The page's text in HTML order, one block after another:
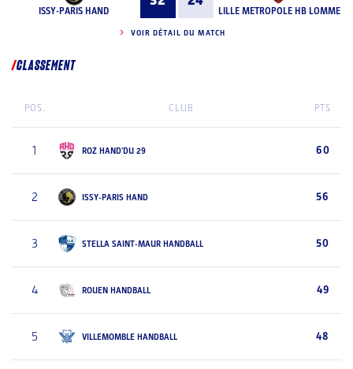
ISSY-PARIS HAND LILLE METROPOLE HB LOMME
VOIR DÉTAIL DU MATCH
CLASSEMENT
POS. CLUB PTS
1 ROZ HAND'DU 29 60
2 ISSY-PARIS HAND 56
3 STELLA SAINT-MAUR HANDBALL 50
4 ROUEN HANDBALL 49
5 VILLEMOMBLE HANDBALL 48